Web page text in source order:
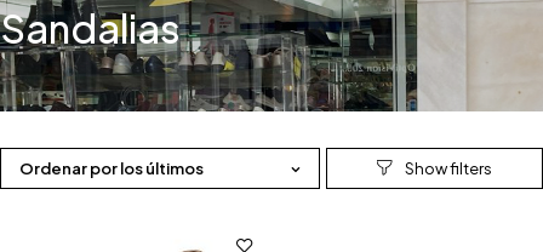
Sandalias
Ordenar por los últimos